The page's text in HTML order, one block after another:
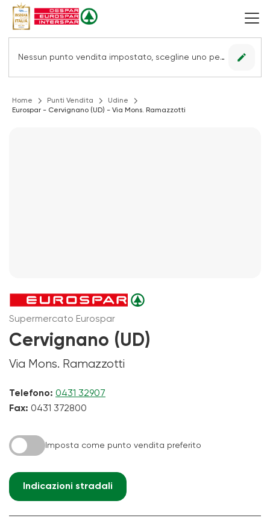
Nessun punto vendita impostato, scegline uno per vedere le offerte. edit
Home Punti Vendita
Udine
Eurospar - Cervignano (UD) - Via Mons. Ramazzotti
Supermercato Eurospar
Cervignano (UD)
Via Mons. Ramazzotti
Telefono: 0431 32907
Fax: 0431 372800
Imposta come punto vendita preferito
Indicazioni stradali